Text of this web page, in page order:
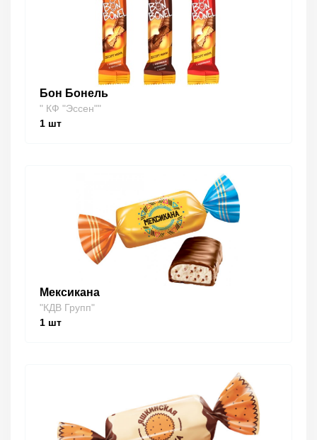
Бон Бонель
" КФ "Эссен""
1 шт
Мексикана
"КДВ Групп"
1 шт